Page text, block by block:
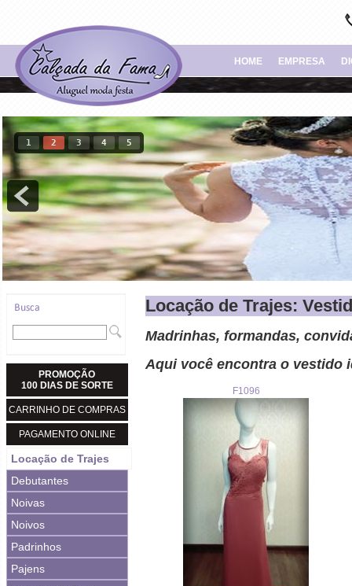
HOME EMPRESA
1 2 3 4 5
PROMOÇÃO
100 DIAS DE SORTE
CARRINHO DE COMPRAS
PAGAMENTO ONLINE
Locação de Trajes
Debutantes
Noivas
Noivos
Padrinhos
Pajens
Locação de Trajes:
Madrinhas, formandas,
Aqui você encontra o vestido
F1096